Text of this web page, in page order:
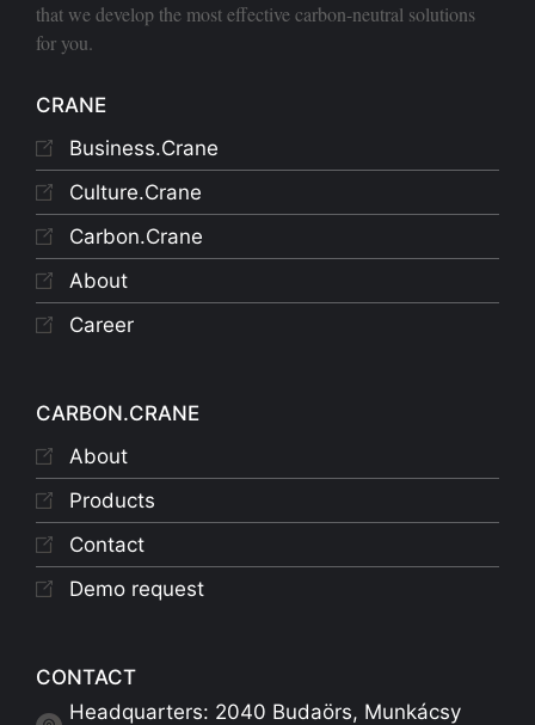
that we develop the most effective carbon-neutral solutions
for you.
CRANE
Business.Crane
Culture.Crane
Carbon.Crane
About
Career
CARBON.CRANE
About
Products
Contact
Demo request
CONTACT
Headquarters: 2040 Budaörs, Munkácsy